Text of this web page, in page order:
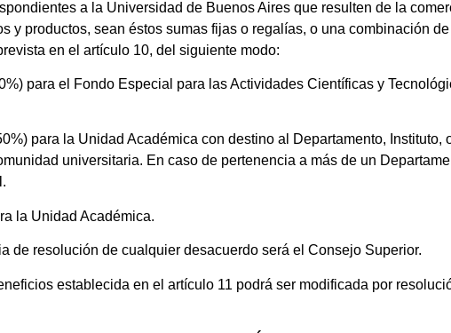
a la Universidad de Buenos Aires que resulten de la
y productos, sean éstos sumas fijas o regalías, o una combinación
en el artículo 10, del siguiente modo:
para el Fondo Especial para las Actividades Científicas y
para la Unidad Académica con destino al Departamento,
universitaria. En caso de pertenencia a más de un
la Unidad Académica.
instancia de resolución de cualquier desacuerdo
establecida en el artículo 11 podrá ser modificada por